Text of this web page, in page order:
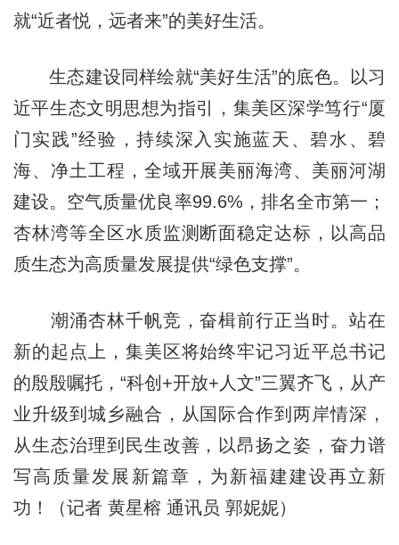
就“近者悦，远者来”的美好生活。
生态建设同样绘就“美好生活”的底色。以习
近平生态文明思想为指引，集美区深学笃行“厦
门实践”经验，持续深入实施蓝天、碧水、碧
海、净土工程，全域开展美丽海湾、美丽河湖
建设。空气质量优良率99.6%，排名全市第一；
杏林湾等全区水质监测断面稳定达标，以高品
质生态为高质量发展提供“绿色支撑”。
潮涌杏林千帆竞，奋楫前行正当时。站在
新的起点上，集美区将始终牢记习近平总书记
的殷殷嘱托，“科创+开放+人文”三翼齐飞，从产
业升级到城乡融合，从国际合作到两岸情深，
从生态治理到民生改善，以昂扬之姿，奋力谱
写高质量发展新篇章，为新福建建设再立新
功！（记者 黄星榕 通讯员 郭妮妮）